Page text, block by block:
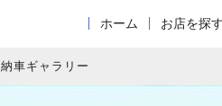
ホーム お店を探す
納車ギャラリー